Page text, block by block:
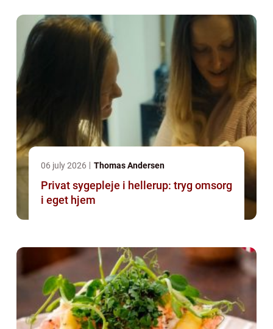
06 july 2026 Thomas Andersen
Privat sygepleje i hellerup: tryg omsorg
i eget hjem